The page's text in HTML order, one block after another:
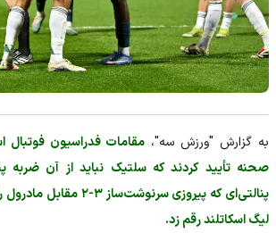
به گزارش "ورزش سه"، مقامات فدراسیون فوتبال
صحنه تأیید کردند که سلتیک نباید از آن ضربه
پنالتی‌ای که پیروزی
لیگ اسکاتلند رقم زد.